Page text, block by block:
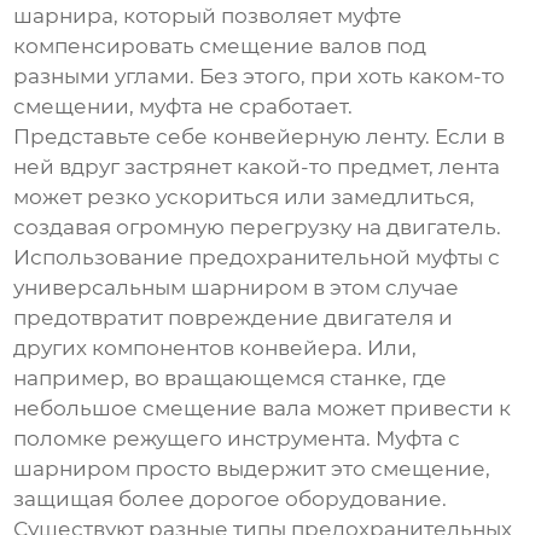
шарнира, который позволяет муфте
компенсировать смещение валов под
разными углами. Без этого, при хоть каком-то
смещении, муфта не сработает.
Представьте себе конвейерную ленту. Если в
ней вдруг застрянет какой-то предмет, лента
может резко ускориться или замедлиться,
создавая огромную перегрузку на двигатель.
Использование предохранительной муфты с
универсальным шарниром в этом случае
предотвратит повреждение двигателя и
других компонентов конвейера. Или,
например, во вращающемся станке, где
небольшое смещение вала может привести к
поломке режущего инструмента. Муфта с
шарниром просто выдержит это смещение,
защищая более дорогое оборудование.
Существуют разные типы предохранительных